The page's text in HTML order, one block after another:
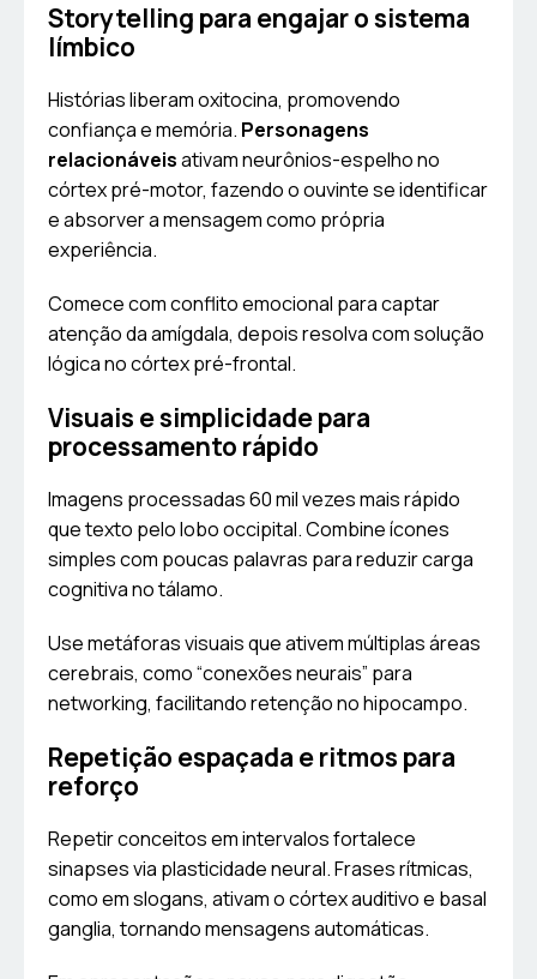
Storytelling para engajar o sistema
límbico
Histórias liberam oxitocina, promovendo
confiança e memória. Personagens
relacionáveisativam neurônios-espelho no
córtex pré-motor, fazendo o ouvinte se identificar
e absorver a mensagem como própria
experiência.
Comece com conflito emocional para captar
atenção da amígdala, depois resolva com solução
lógica no córtex pré-frontal.
Visuais e simplicidade para
processamento rápido
Imagens processadas 60 mil vezes mais rápido
que texto pelo lobo occipital. Combine ícones
simples com poucas palavras para reduzir carga
cognitiva no tálamo.
Use metáforas visuais que ativem múltiplas áreas
cerebrais, como “conexões neurais” para
networking, facilitando retenção no hipocampo.
Repetição espaçada e ritmos para
reforço
Repetir conceitos em intervalos fortalece
sinapses via plasticidade neural. Frases rítmicas,
como em slogans, ativam o córtex auditivo e basal
ganglia, tornando mensagens automáticas.